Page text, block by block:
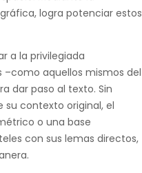
logra potenciar estos
a la privilegiada
aquellos mismos del
dar paso al texto. Sin
su contexto original, el
o una base
con sus lemas directos,